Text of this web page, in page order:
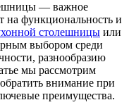
— важное
на функциональность и
столешницы или
выбором среди
разнообразию
мы рассмотрим
внимание при
преимущества.